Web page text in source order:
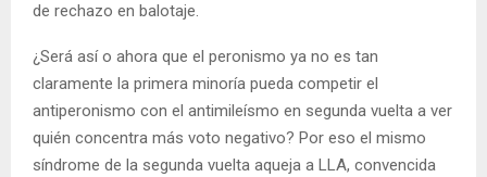
de rechazo en balotaje.
¿Será así o ahora que el peronismo ya no es tan
claramente la primera minoría pueda competir el
antiperonismo con el antimileísmo en segunda vuelta a ver
quién concentra más voto negativo? Por eso el mismo
síndrome de la segunda vuelta aqueja a LLA, convencida